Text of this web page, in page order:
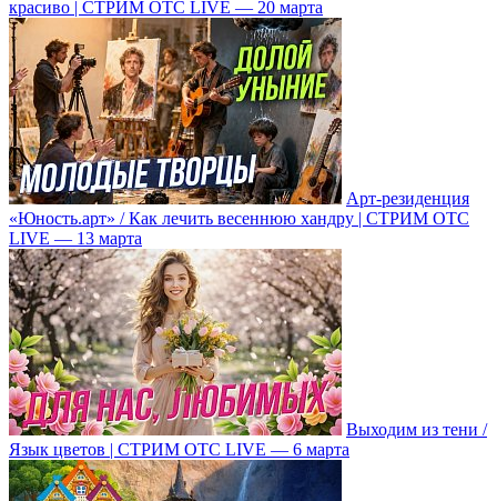
красиво | СТРИМ ОТС LIVE — 20 марта
Арт-резиденция
«Юность.арт» / Как лечить весеннюю хандру | СТРИМ ОТС
LIVE — 13 марта
Выходим из тени /
Язык цветов | СТРИМ ОТС LIVE — 6 марта